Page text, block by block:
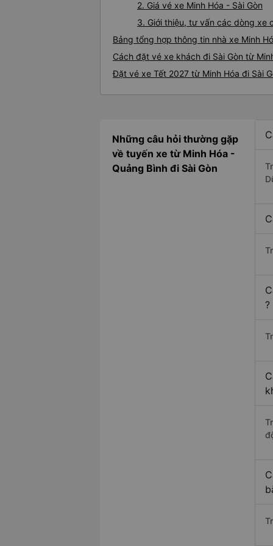
2. Giá vé xe Minh Hóa - Sài Gòn
3. Giới thiệu, tư vấn các dòng xe
Bảng tổng hợp thông tin nhà xe Minh
Cách đặt vé xe khách đi Sài Gòn từ
Đặt vé xe Tết 2027 từ Minh Hóa đi Sài
Những câu hỏi thường gặp
về tuyến xe từ Minh Hóa -
Quảng Bình đi Sài Gòn
?